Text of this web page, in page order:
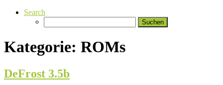
Search
nach:
Kategorie: ROMs
DeFrost 3.5b